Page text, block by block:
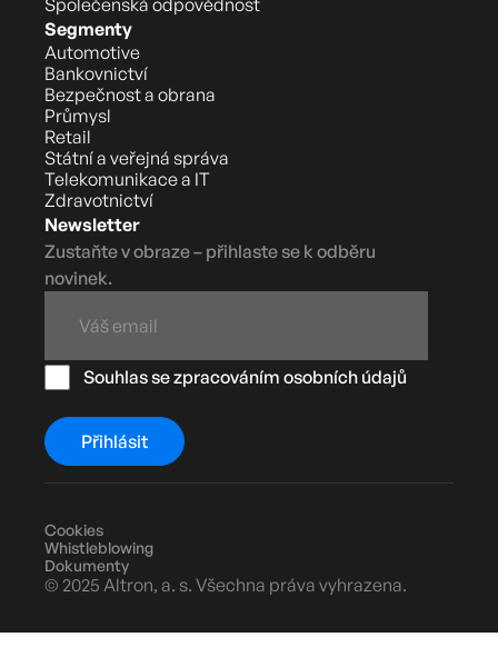
Segmenty
Automotive
Bankovnictví
Bezpečnost a obrana
Průmysl
Retail
Státní a veřejná správa
Telekomunikace a IT
Zdravotnictví
Newsletter
Zustaňte v obraze – přihlaste se k odběru
novinek.
Souhlas se zpracováním osobních údajů
Cookies
Whistleblowing
Dokumenty
© 2025 Altron, a. s. Všechna práva vyhrazena.